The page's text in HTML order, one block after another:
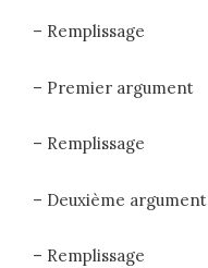
– Remplissage
– Premier argument
– Remplissage
– Deuxième argument
– Remplissage